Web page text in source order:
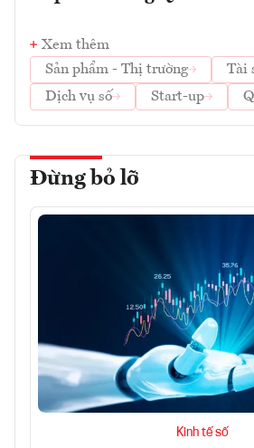
Xem thêm
Sản phẩm - Thị trường
Tài
Dịch vụ số
Start-up
Đừng bỏ lỡ
Kinh tế số